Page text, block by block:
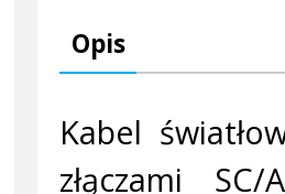
Opis
Kabel
złączami